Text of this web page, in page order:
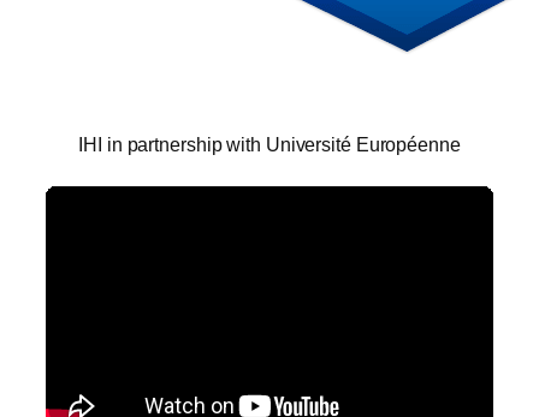
IHI in partnership with Université Européenne